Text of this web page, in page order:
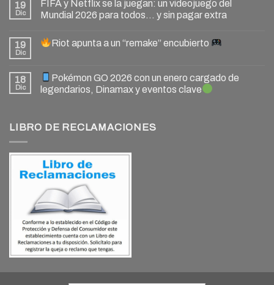
19
Dic
FIFA y Netflix se la juegan: un videojuego del
Mundial 2026 para todos… y sin pagar extra
19
Dic
Riot apunta a un “remake” encubierto
18
Dic
Pokémon GO 2026 con un enero cargado de
legendarios, Dinamax y eventos clave
LIBRO DE RECLAMACIONES